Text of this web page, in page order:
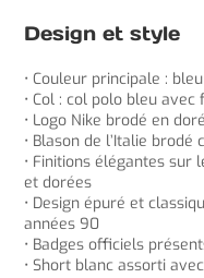
Design et style
• Couleur principale :
• Col : col polo bleu
• Logo Nike brodé en
• Blason de l’Italie
• Finitions élégantes sur
et dorées
• Design épuré et
années 90
• Badges officiels
• Short blanc assorti